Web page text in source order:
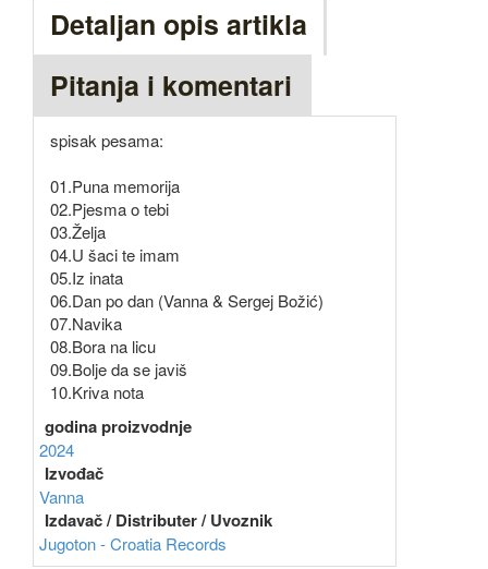
Detaljan opis artikla
Pitanja i komentari
spisak pesama:
01.Puna memorija
02.Pjesma o tebi
03.Želja
04.U šaci te imam
05.Iz inata
06.Dan po dan (Vanna & Sergej Božić)
07.Navika
08.Bora na licu
09.Bolje da se javiš
10.Kriva nota
godina proizvodnje
2024
Izvođač
Vanna
Izdavač / Distributer / Uvoznik
Jugoton - Croatia Records